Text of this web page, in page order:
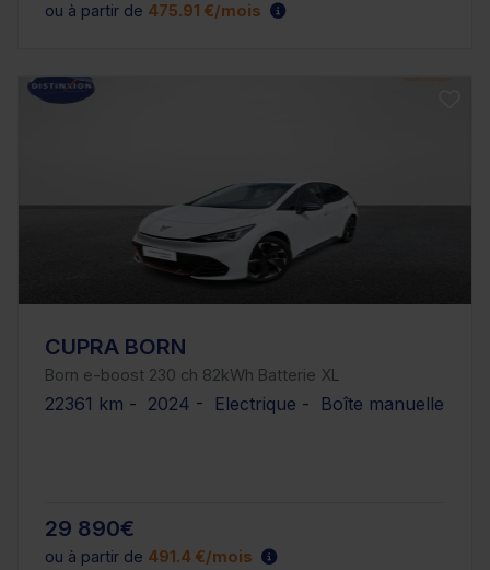
ou à partir de 475.91 €/mois
CUPRA BORN
Born e-boost 230 ch 82kWh Batterie XL
22361 km - 2024 - Electrique - Boîte manuelle
29 890€
ou à partir de 491.4 €/mois